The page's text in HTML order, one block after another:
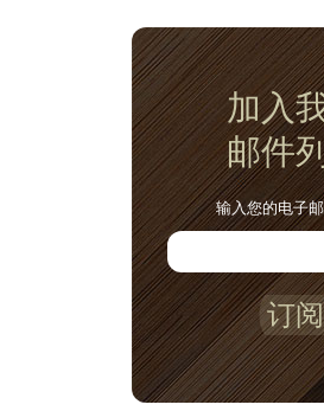
加入
邮件
输入您的电子
订阅